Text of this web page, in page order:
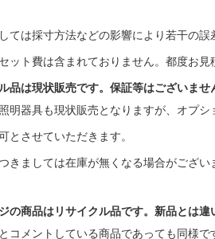
ては採寸方法などの影響により若干の誤
ット費は含まれておりません。都度お見
品は現状販売です。保証等はございませ
明器具も現状販売となりますが、オプシ
とさせていただきます。
きましては在庫が無くなる場合がござ
の商品はリサイクル品です。新品とは
コメントしている商品であっても同様で